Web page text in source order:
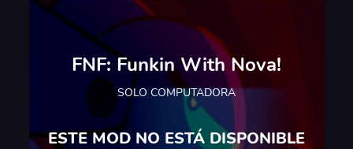
FNF: Funkin With Nova!
SOLO COMPUTADORA
ESTE MOD NO ESTÁ DISPONIBLE